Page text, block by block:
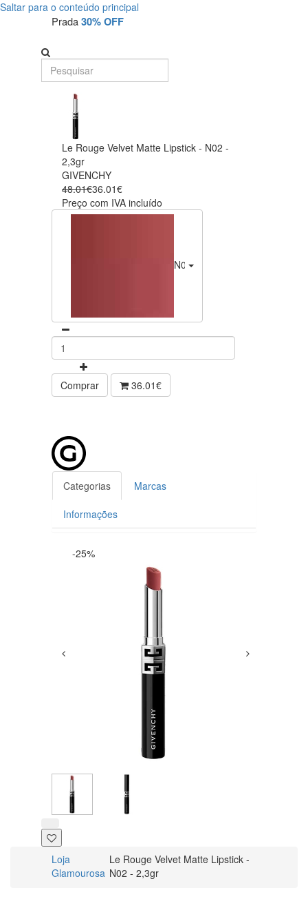
Saltar para o conteúdo principal
Prada30% OFF
Le Rouge Velvet Matte Lipstick - N02 -
2,3gr
GIVENCHY
48.01€36.01€
Preço com IVA incluído
N02 - Tailored Nude
Comprar 36.01€
Categorias Marcas
Informações
-25%
Loja
Glamourosa
Le Rouge Velvet Matte Lipstick -
N02 - 2,3gr